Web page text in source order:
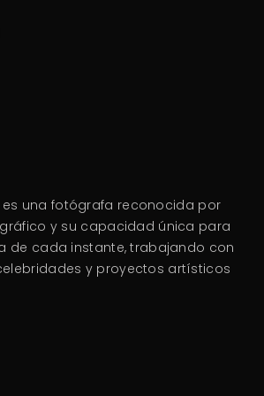
es una fotógrafa reconocida por
y su capacidad única para
de cada instante, trabajando con
y proyectos artísticos